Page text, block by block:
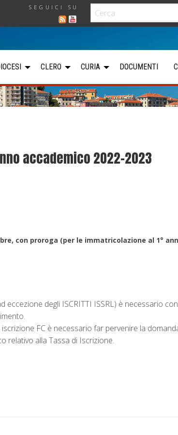
SEGUICI SU
CLERO CURIA DOCUMENTI
accademico 2022-2023
con proroga (per le immatricolazione al 1°
degli ISCRITTI ISSRL) è necessario
FC è necessario far pervenire la
relativo alla Tassa di Iscrizione.